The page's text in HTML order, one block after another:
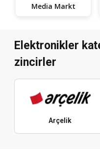
Media Markt
Elektronikler
zincirler
Arçelik